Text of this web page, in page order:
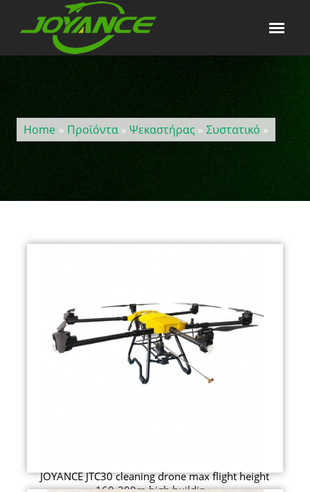
Home » Προϊόντα» Ψεκαστήρας » Συστατικό »
JOYANCE JTC30 cleaning drone max flight height